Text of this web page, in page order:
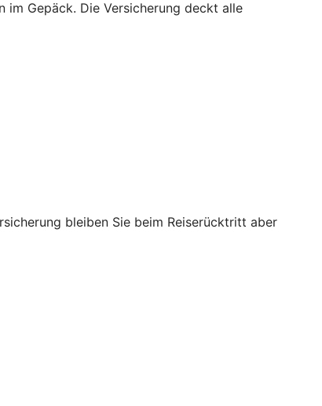
im Gepäck. Die Versicherung deckt alle
bleiben Sie beim Reiserücktritt aber